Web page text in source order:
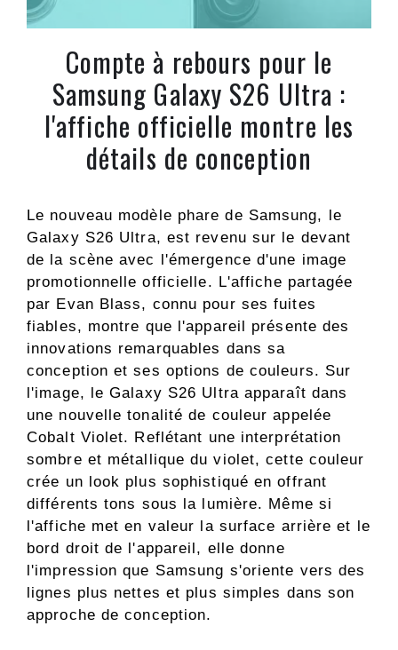
Compte à rebours pour le
Samsung Galaxy S26 Ultra :
l'affiche officielle montre les
détails de conception
Le nouveau modèle phare de Samsung, le
Galaxy S26 Ultra, est revenu sur le devant
de la scène avec l'émergence d'une image
promotionnelle officielle. L'affiche partagée
par Evan Blass, connu pour ses fuites
fiables, montre que l'appareil présente des
innovations remarquables dans sa
conception et ses options de couleurs. Sur
l'image, le Galaxy S26 Ultra apparaît dans
une nouvelle tonalité de couleur appelée
Cobalt Violet. Reflétant une interprétation
sombre et métallique du violet, cette couleur
crée un look plus sophistiqué en offrant
différents tons sous la lumière. Même si
l'affiche met en valeur la surface arrière et le
bord droit de l'appareil, elle donne
l'impression que Samsung s'oriente vers des
lignes plus nettes et plus simples dans son
approche de conception.